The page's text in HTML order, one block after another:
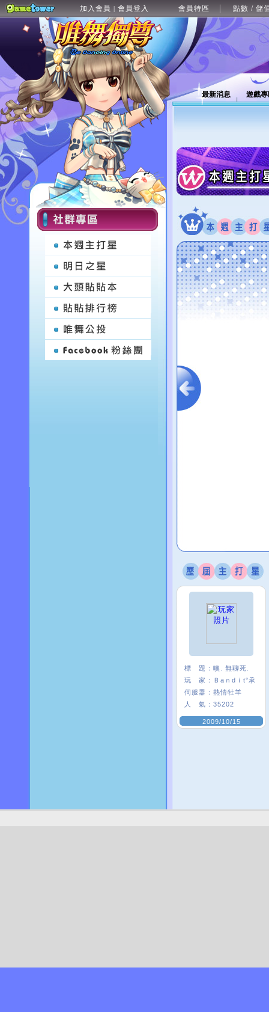
加入會員 | 會員登入 會員特區 點數 / 儲
最新消息 遊戲
標 題： 噢. 無聊死.
玩 家：
Ｂaｎdｉt°承
伺服器： 熱情牡羊
人 氣： 35202
2009/10/15